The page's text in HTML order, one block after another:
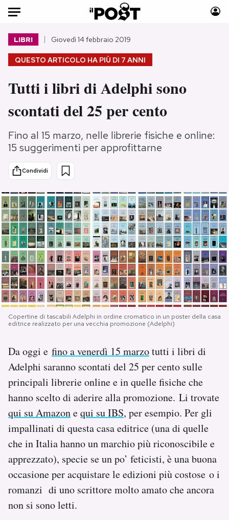
Auto
HOME
Italia
Politica
Tecnologia
Internet
Cultura
Sport
Moda
Consumismi
Storie/Idee
Ok Boomer!
Mondiali calcio 2026
PODCAST
NEWSLETTER
I MIEI PREFERITI
SHOP
CALENDARIO
AREA PERSONALE
Area Personale
Newsletter
Notifiche mobile
Regala il Post
Hai bisogno di aiuto?
Esci
QUESTO ARTICOLO HA PIÙ DI 7 ANNI
LIBRI Giovedì 14 febbraio 2019
Tutti i libri di Adelphi sono
scontati del 25 per cento
Fino al 15 marzo, nelle librerie fisiche e online:
15 suggerimenti per approfittarne
Condividi
Copertine di tascabili Adelphi in ordine cromatico in un poster della casa
editrice realizzato per una vecchia promozione (Adelphi)
Da oggi e fino a venerdì 15 marzotutti i libri di
Adelphi saranno scontati del 25 per cento sulle
principali librerie online e in quelle fisiche che
hanno scelto di aderire alla promozione. Li trovate
qui su Amazonequi su IBS, per esempio. Per gli
impallinati di questa casa editrice (una di quelle
che in Italia hanno un marchio più riconoscibile e
apprezzato), specie se un po’ feticisti, è una buona
occasione per acquistare le edizioni più costose o i
romanzi di uno scrittore molto amato che ancora
non si sono letti.